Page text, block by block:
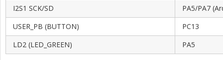
I2S1 SCK/SD
PA5/PA7
USER_PB (BUTTON)
PC13
LD2 (LED_GREEN)
PA5